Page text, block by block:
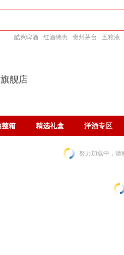
酷爽啤酒 红酒特惠 贵州茅台 五粮液
舰店
整箱 精选礼盒 洋酒专区
努力加载中，请